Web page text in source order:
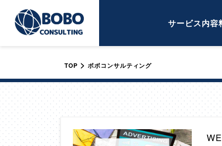
サービス内容
TOP > ボボコンサルティング